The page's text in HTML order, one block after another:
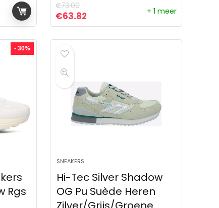
€131.99.
€114.99.
€73.00
Oorspronkelijke prijs was: €73.00.
€63.82 Huidige prijs is: €63.82.
+ 1 meer
- 30%
Rgs
SNEAKERS
Hi-Tec Silver Shadow
OG Pu Suède Heren